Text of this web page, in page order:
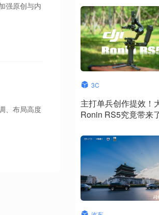
强原创与内
、布局高度
3C
主打单兵创作提效！
Ronin RS5究竟带来